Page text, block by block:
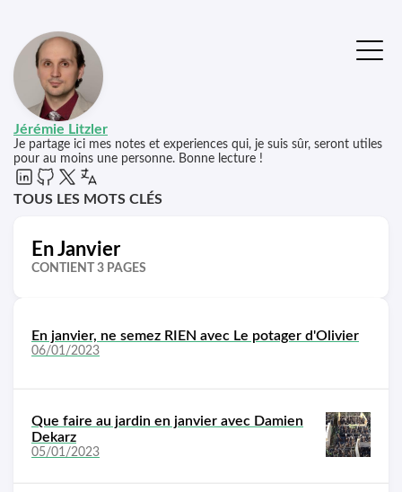
Jérémie Litzler
Je partage ici mes notes et experiences qui, je suis sûr, seront utiles
pour au moins une personne. Bonne lecture !
TOUS LES MOTS CLÉS
En Janvier
CONTIENT 3 PAGES
En janvier, ne semez RIEN avec Le potager d'Olivier
06/01/2023
Que faire au jardin en janvier avec Damien
Dekarz
05/01/2023